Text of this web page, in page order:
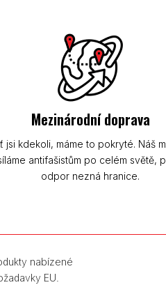
Mezinárodní doprava
jsi kdekoli, máme to pokryté. Náš
antifašistům po celém světě,
odpor nezná hranice.
nabízené
EU.